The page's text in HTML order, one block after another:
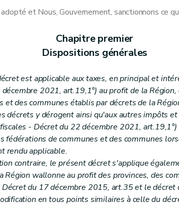
preuve de l'administration
et Nous, Gouvernement, sanctionnons ce
Chapitre premier
Dispositions générales
est applicable aux taxes, en principal et
2021, art.19,1°) au profit de la
et des communes établis par décrets de la
décrets y dérogent ainsi qu'aux autres impôts
- Décret du 22 décembre 2021,
fédérations de communes et des communes
rendu applicable.
contraire, le présent décret s'applique
Région wallonne au profit des provinces, des
du 17 décembre 2015, art.35 et ledécret
en tous points similaires à celle du